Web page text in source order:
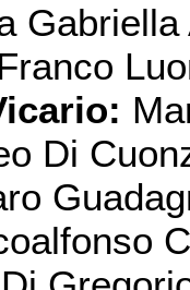
Gabriella
Di